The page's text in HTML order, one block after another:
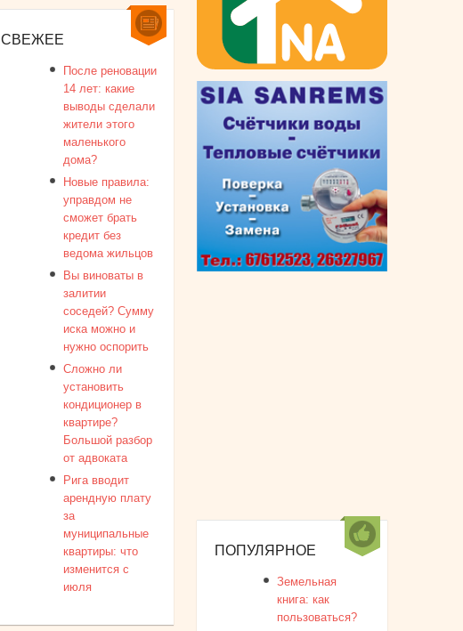
СВЕЖЕЕ
После реновации
14 лет: какие
выводы сделали
жители этого
маленького
дома?
Новые правила:
управдом не
сможет брать
кредит без
ведома жильцов
Вы виноваты в
залитии
соседей? Сумму
иска можно и
нужно оспорить
Сложно ли
установить
кондиционер в
квартире?
Большой разбор
от адвоката
Рига вводит
арендную плату
за
муниципальные
квартиры: что
изменится с
июля
ПОПУЛЯРНОЕ
Земельная
книга: как
пользоваться?